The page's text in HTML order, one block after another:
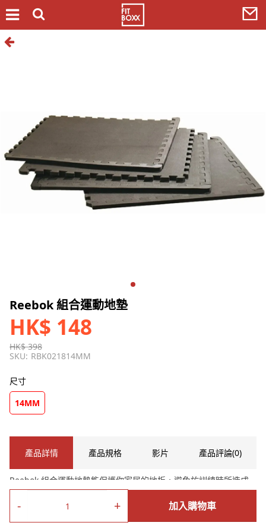
Reebok 組合運動地墊
HK$ 148
HK$ 398
SKU: RBK021814MM
尺寸
14MM
- + 加入購物車
產品詳情 產品規格 影片 產品評論(0)
Reebok 組合運動地墊能保護你家居的地板，避免於訓練時所造成
的刮花、破損。無論你是做重量訓練還是用帶氧運動器材，如橢圓
機、健身單車或跑步機，Reebok 組合運動地墊的無縫接口能保護